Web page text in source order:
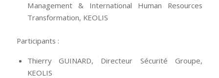
Management & International Human Resources
Transformation, KEOLIS
Participants :
Thierry GUINARD, Directeur Sécurité Groupe,
KEOLIS